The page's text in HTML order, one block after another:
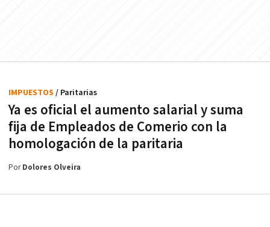
Ya es oficial el aumento salarial y suma
fija de Empleados de Comerio con la
homologación de la paritaria
IMPUESTOS / Paritarias
PorDolores Olveira